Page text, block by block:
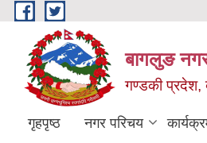
Skip to main content
बागलुङ
गण्डकी प्रदेश,
गृहपृष्ठ नगर परिचय